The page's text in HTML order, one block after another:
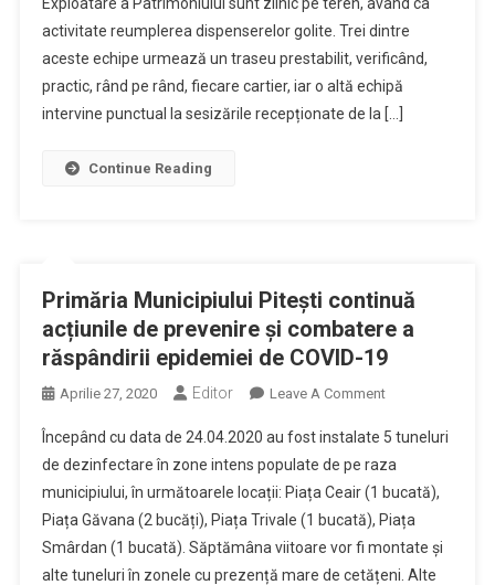
Continuă
Acțiunea
De
Realimentare
A
De
Bloc
Din
activitate reumplerea dispenserelor golite. Trei dintre
aceste echipe urmează un traseu prestabilit, verificând,
practic, rând pe rând, fiecare cartier, iar o altă echipă
intervine punctual la sesizările recepționate de la […]
Continue Reading
Primăria Municipiului Pitești continuă
acțiunile de prevenire și combatere a
răspândirii epidemiei de COVID-19
Aprilie 27, 2020 Editor Leave A CommentOn
Municipiului
Pitești
Continuă
Acțiunile
De
Prevenire
Începând cu data de 24.04.2020 au fost instalate 5 tuneluri
de dezinfectare în zone intens populate de pe raza
municipiului, în următoarele locații: Piața Ceair (1 bucată),
Piața Găvana (2 bucăți), Piața Trivale (1 bucată), Piața
Smârdan (1 bucată). Săptămâna viitoare vor fi montate și
alte tuneluri în zonele cu prezență mare de cetățeni. Alte